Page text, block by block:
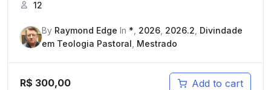
12
By Raymond Edge In * 2026 2026.2 Divindade
em Teologia Pastoral Mestrado
R$ 300,00 Add to cart